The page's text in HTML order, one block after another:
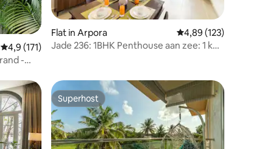
Gemiddelde beoordeling van 4,9 op 5, 171 recensies
4,9 (171)
-
Flat in Arpora Gemiddelde
4,89 (123)
Jade 236: 1BHK Penthouse aan zee: 1 km
Superhost
Superhost